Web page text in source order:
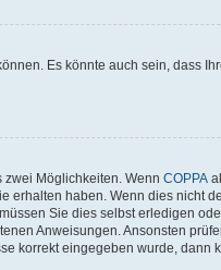
Es könnte auch sein, dass
Möglichkeiten. Wenn COPPA
erhalten haben. Wenn dies nicht
Sie dies selbst erledigen
Anweisungen. Ansonsten
korrekt eingegeben wurde, dann